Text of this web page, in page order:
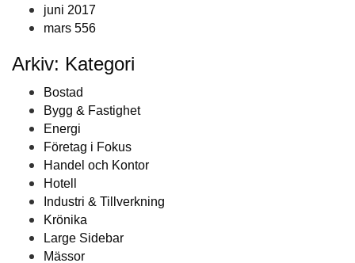
juni 2017
mars 556
Arkiv: Kategori
Bostad
Bygg & Fastighet
Energi
Företag i Fokus
Handel och Kontor
Hotell
Industri & Tillverkning
Krönika
Large Sidebar
Mässor